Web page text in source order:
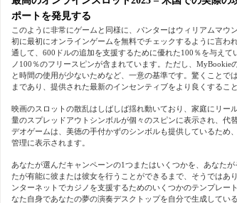
ポートを発見する
このように非常にゲームと同様に、パンターはウィリアムマ
初に最初にオンラインゲームを無料でチェックするように言わ
通して、600ドルの追加を支援するために優れた100％を与え
ノ100％のフリースピンが含まれています。ただし、
と時間の使用が少ないためなど、一意の基準です。驚くこと
まであり、提供された最新のインセンティブをより良くするこ
映画のスロットの散乱はしばしば揺れ動いており、家庭にリ
量のスプレッドアウトシンボルが個々のスピンに表示され、
デオゲームは、美徳の手付かずのシンボルも提供しているた
管理に表示されます。
あなたが選んだキャンペーンの1つまたはいくつかを、あなた
たが有能に彼または彼女を行うことができるまで、そうではあ
ンターネットでカジノを支援するためのいくつかのテンプレ
なた自身であなたの夢の演奏デスクトップを自分で生成してい